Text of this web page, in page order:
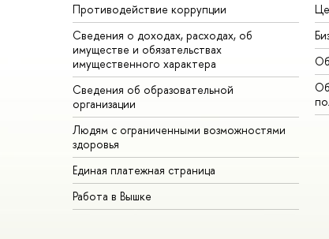
Противодействие коррупции
Сведения о доходах, расходах, об
имуществе и обязательствах
имущественного характера
Сведения об образовательной
организации
Людям с ограниченными возможностями
здоровья
Единая платежная страница
Работа в Вышке